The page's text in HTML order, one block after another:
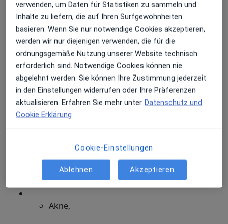
Hautkrebsvorsorge
mit dem Hautmikroskop
Video-Auflichtdokumentation (Foto-Finder)
Selbstuntersuchung
Wir diagnostizieren und behandeln alle häufigen
Erkrankungen der Dermatologie. Hierzu gehören z. B.
Akne,
verwenden, um Daten für Statistiken zu sammeln und
Inhalte zu liefern, die auf Ihren Surfgewohnheiten
basieren. Wenn Sie nur notwendige Cookies akzeptieren,
werden wir nur diejenigen verwenden, die für die
ordnungsgemäße Nutzung unserer Website technisch
erforderlich sind. Notwendige Cookies können nie
abgelehnt werden. Sie können Ihre Zustimmung jederzeit
in den Einstellungen widerrufen oder Ihre Präferenzen
aktualisieren. Erfahren Sie mehr unter Datenschutz und
Cookie Erklärung
Cookie-Einstellungen
Ablehnen Akzeptieren